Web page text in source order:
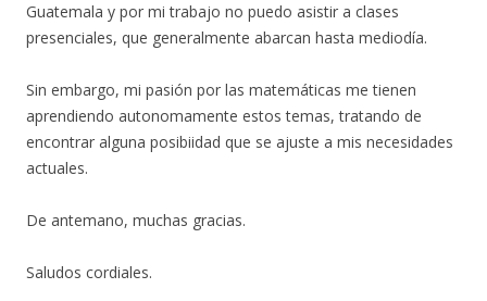
Guatemala y por mi trabajo no puedo asistir a clases
presenciales, que generalmente abarcan hasta mediodía.
Sin embargo, mi pasión por las matemáticas me tienen
aprendiendo autonomamente estos temas, tratando de
encontrar alguna posibiidad que se ajuste a mis necesidades
actuales.
De antemano, muchas gracias.
Saludos cordiales.